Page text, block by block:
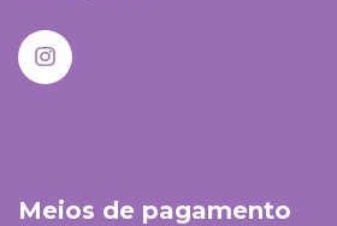
Meios de pagamento